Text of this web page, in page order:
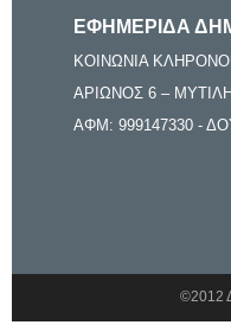
ΕΦΗΜΕΡΙΔΑ
ΚΟΙΝΩΝΙΑ
ΑΡΙΩΝΟΣ 6 –
ΑΦΜ: 999147330 -
©2012